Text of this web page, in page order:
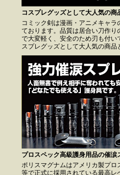
コスプレグッズとして大人気の商
コミック剣は漫画・アニメキャ
ております。品質は居合い刀作
で大変軽く、安全のため刃も付
スプレグッズとして大人気の商品
プロスペック高級護身用品の催涙
ポリスマグナムはアメリカ製プロ
等で正式に採用されている最高レ